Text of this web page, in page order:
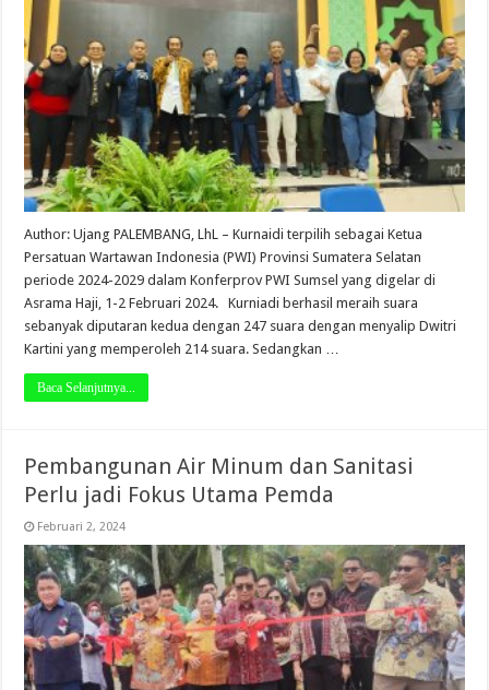
Author: Ujang PALEMBANG, LhL – Kurnaidi terpilih sebagai Ketua
Persatuan Wartawan Indonesia (PWI) Provinsi Sumatera Selatan
periode 2024-2029 dalam Konferprov PWI Sumsel yang digelar di
Asrama Haji, 1-2 Februari 2024. Kurniadi berhasil meraih suara
sebanyak diputaran kedua dengan 247 suara dengan menyalip Dwitri
Kartini yang memperoleh 214 suara. Sedangkan …
Baca Selanjutnya...
Pembangunan Air Minum dan Sanitasi
Perlu jadi Fokus Utama Pemda
Februari 2, 2024